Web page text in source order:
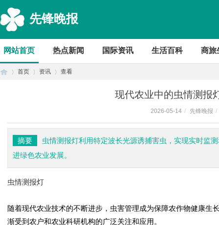
先锋晚报
网站首页 热点新闻 国际资讯 生活百科 商旅
首页 资讯 查看
现代农业中的虫情测报
2026-05-14 / 先锋晚报 /
摘要
虫情测报灯利用特定波长光源诱捕害虫，实现实时监
进绿色农业发展。
虫情测报灯
随着现代农业技术的不断进步，虫害管理成为保障农作物健康
渐受到农户和农业科研机构的广泛关注和应用。